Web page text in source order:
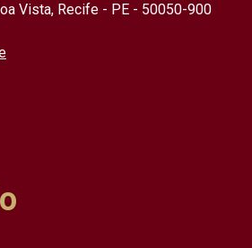
Vista, Recife - PE - 50050-900